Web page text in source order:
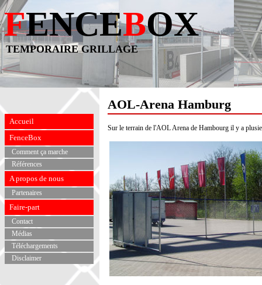
FENCEBOX
TEMPORAIRE GRILLAGE
Accueil
FenceBox
Comment ça marche
Références
A propos de nous
Partenaires
Faire-part
Contact
Médias
Téléchargements
Disclaimer
AOL-Arena Hamburg
Sur le terrain de l'AOL Arena de Hambourg il y a